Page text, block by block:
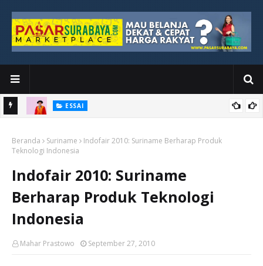
ESSAI
Tidak Berhenti di Panggung Wisuda
Beranda Suriname
Indofair 2010: Suriname Berharap Produk
Teknologi Indonesia
Indofair 2010: Suriname
Berharap Produk Teknologi
Indonesia
Mahar Prastowo September 27, 2010